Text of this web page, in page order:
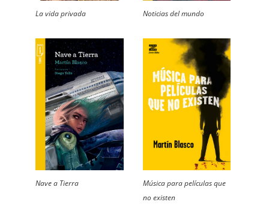
La vida privada Noticias del mundo
Nave a Tierra
Música para películas que
no existen